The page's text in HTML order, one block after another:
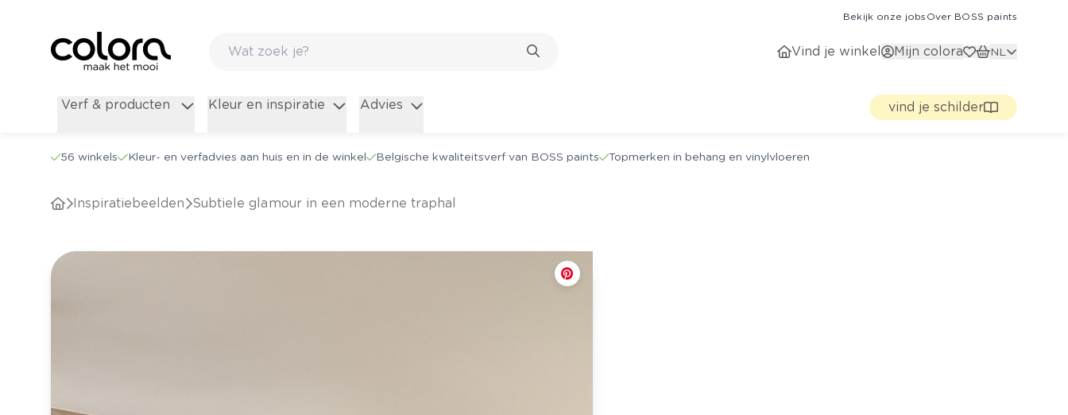
Bekijk onze jobs Over BOSS paints
Vind je winkel Mijn colora NL
Verf & producten Kleur en inspiratie Advies vind je schilder
56 winkels Kleur- en verfadvies aan huis en in de winkel Belgische kwaliteitsverf van BOSS paints Topmerken in behang en vinylvloeren
Inspiratiebeelden Subtiele glamour in een moderne traphal